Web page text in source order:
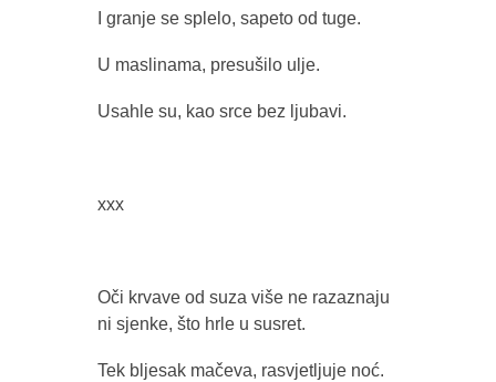
I granje se splelo, sapeto od tuge.
U maslinama, presušilo ulje.
Usahle su, kao srce bez ljubavi.
xxx
Oči krvave od suza više ne razaznaju
ni sjenke, što hrle u susret.
Tek bljesak mačeva, rasvjetljuje noć.